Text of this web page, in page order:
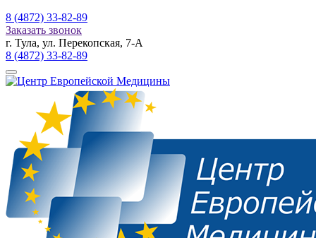
8 (4872) 33-82-89
Заказать звонок
г. Тула, ул. Перекопская, 7-А
8 (4872) 33-82-89